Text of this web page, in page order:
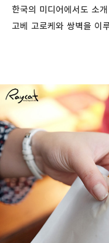
한국의 미디어에서도 소
고베 고로케와 쌍벽을 이